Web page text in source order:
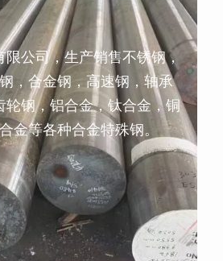
公司，生产销售不锈钢，
，合金钢，高速钢，轴承
轮钢，铝合金，钛合金，铜
金等各种合金特殊钢。